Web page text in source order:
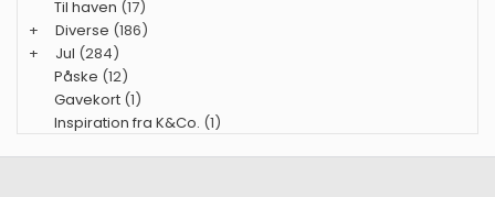
Til haven (17)
+
Diverse (186)
+
Jul (284)
Påske (12)
Gavekort (1)
Inspiration fra K&Co. (1)